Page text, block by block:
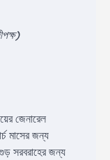
জেনারেল
মাসের জন্য
সরবরাহের জন্য